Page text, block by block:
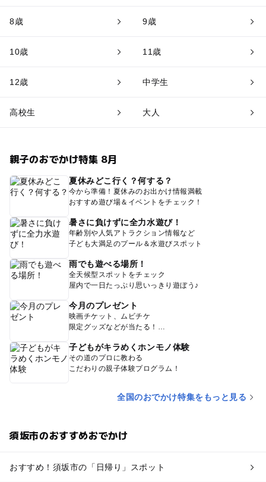
8歳 9歳
10歳 11歳
12歳 中学生
高校生 大人
親子のおでかけ特集 8月
夏休みどこ行く？何する？
今から準備！夏休みのお出かけ情報満載
おすすめ遊び場＆イベントをチェック！
暑さに負けずに全力水遊び！
年齢別や人気アトラクション情報など
子ども大満足のプール＆水遊びスポット
雨でも遊べる場所！
全天候型スポットをチェック
屋内で一日たっぷり思いっきり遊ぼう♪
今月のプレゼント
映画チケット、ムビチケ
限定グッズなどが当たる！
子どもがキラめくホンモノ体験
その道のプロに教わる
こだわりの親子体験プログラム！
全国のおでかけ特集をもっと見る
須坂市のおすすめおでかけ
おすすめ！須坂市の「日帰り」スポット